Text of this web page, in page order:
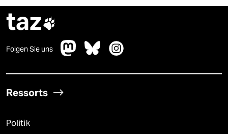
taz
Folgen Sie uns
Ressorts
Politik